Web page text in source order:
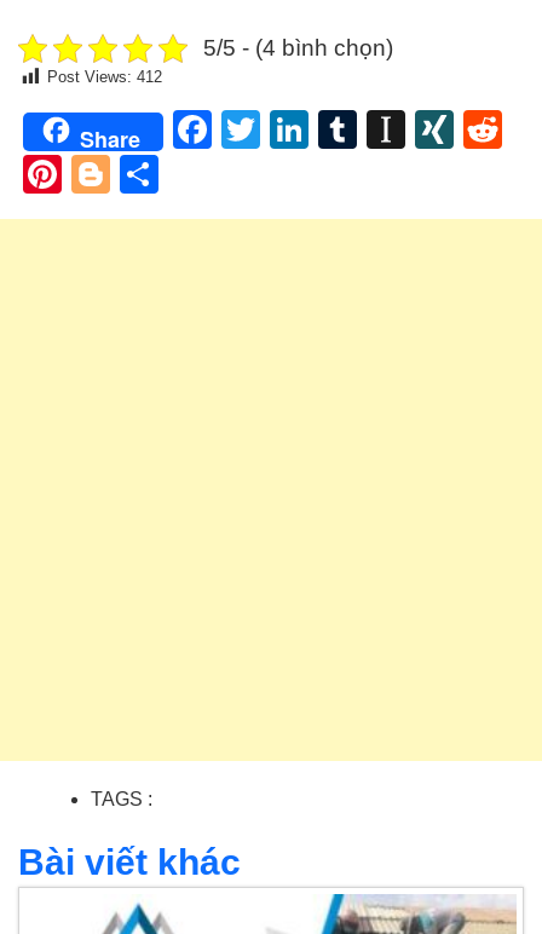
5/5 - (4 bình chọn)
Post Views: 412
Share Facebook
TwitterLinkedIn
Tumblr
Pinterest
Blogger
TAGS :
Bài viết khác